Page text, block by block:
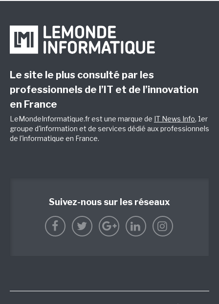
Le site le plus consulté par les
professionnels de l’IT et de l’innovation
en France
LeMondeInformatique.fr est une marque de IT News Info, 1er
groupe d'information et de services dédié aux professionnels
de l'informatique en France.
Suivez-nous sur les réseaux